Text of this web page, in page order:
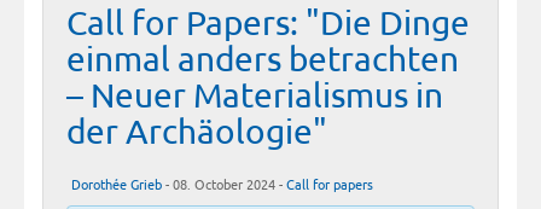
Call for Papers: "Die Dinge
einmal anders betrachten
– Neuer Materialismus in
der Archäologie"
Dorothée Grieb- 08. October 2024 -Call for papers